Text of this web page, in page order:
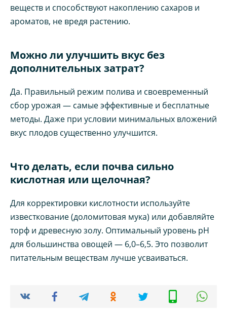
веществ и способствуют накоплению сахаров и
ароматов, не вредя растению.
Можно ли улучшить вкус без
дополнительных затрат?
Да. Правильный режим полива и своевременный
сбор урожая — самые эффективные и бесплатные
методы. Даже при условии минимальных вложений
вкус плодов существенно улучшится.
Что делать, если почва сильно
кислотная или щелочная?
Для корректировки кислотности используйте
известкование (доломитовая мука) или добавляйте
торф и древесную золу. Оптимальный уровень pH
для большинства овощей — 6,0–6,5. Это позволит
питательным веществам лучше усваиваться.